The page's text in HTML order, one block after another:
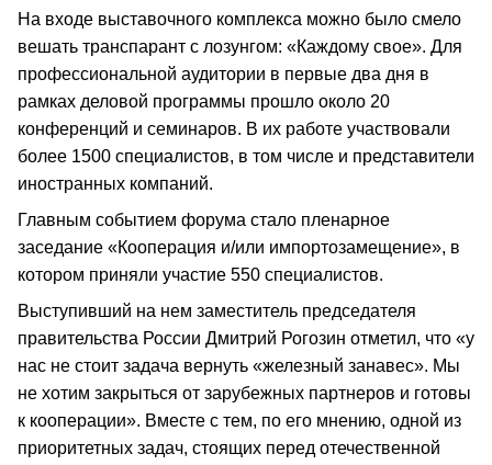
На входе выставочного комплекса можно было смело
вешать транспарант с лозунгом: «Каждому свое». Для
профессиональной аудитории в первые два дня в
рамках деловой программы прошло около 20
конференций и семинаров. В их работе участвовали
более 1500 специалистов, в том числе и представители
иностранных компаний.
Главным событием форума стало пленарное
заседание «Кооперация и/или импортозамещение», в
котором приняли участие 550 специалистов.
Выступивший на нем заместитель председателя
правительства России Дмитрий Рогозин отметил, что «у
нас не стоит задача вернуть «железный занавес». Мы
не хотим закрыться от зарубежных партнеров и готовы
к кооперации». Вместе с тем, по его мнению, одной из
приоритетных задач, стоящих перед отечественной